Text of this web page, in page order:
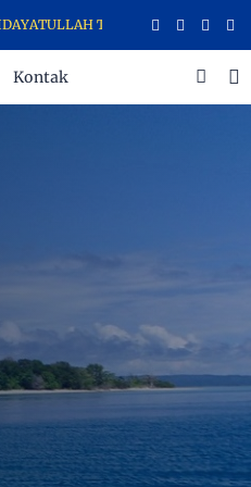
TERNATE MENERIMA DAN
Kontak